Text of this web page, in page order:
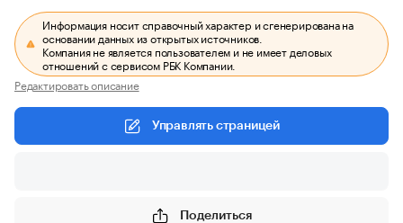
Информация носит справочный характер и сгенерирована на
основании данных из открытых источников.
Компания не является пользователем и не имеет деловых
отношений с сервисом РБК Компании.
Редактировать описание
Управлять страницей
Поделиться